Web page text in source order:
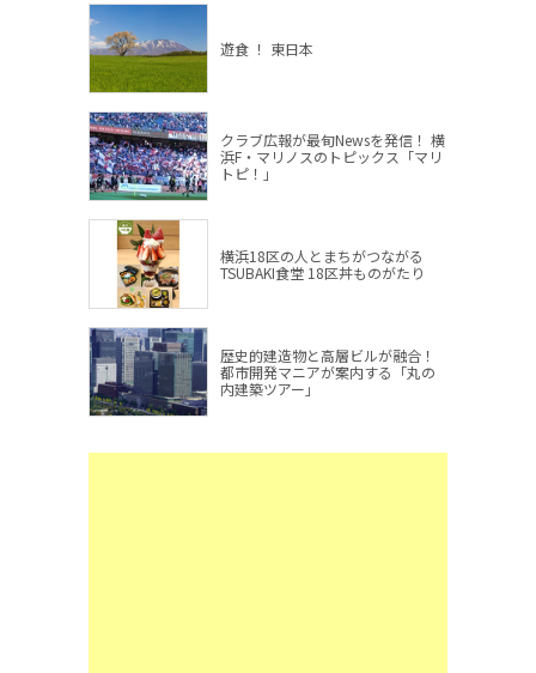
遊食 ！ 東日本
クラブ広報が最旬Newsを発信！ 横
浜F・マリノスのトピックス「マリ
トピ！」
横浜18区の人とまちがつながる
TSUBAKI食堂 18区丼ものがたり
歴史的建造物と高層ビルが融合！
都市開発マニアが案内する「丸の
内建築ツアー」